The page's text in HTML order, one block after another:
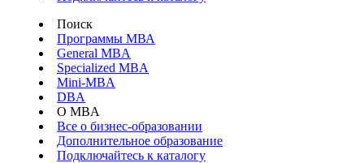
Поиск
Программы МВА
General MBA
Specialized MBA
Mini-MBA
DBA
О MBA
Все о бизнес-образовании
Дополнительное образование
Подключайтесь к каталогу